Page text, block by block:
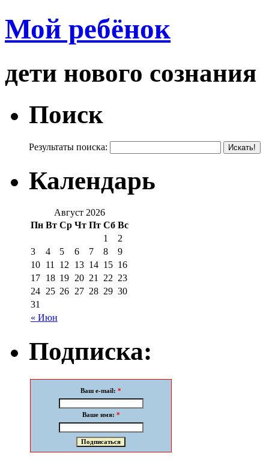
Мой ребёнок
дети нового сознания
Поиск
Результаты поиска:
Календарь
Август 2026
Пн Вт Ср Чт Пт Сб Вс
« Июн
1
2
3
4 5 6 7 8
9
10 11 12 13 14 15 16
17 18 19 20 21 22 23
24 25 26 27 28 29 30
31
Подписка:
Ваш e-mail: *
Ваше имя: *